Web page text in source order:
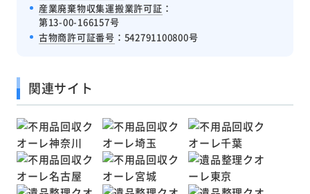
産業廃棄物収集運搬業許可証 ：
第13-00-166157号
古物商許可証番号 ：542791100800号
関連サイト